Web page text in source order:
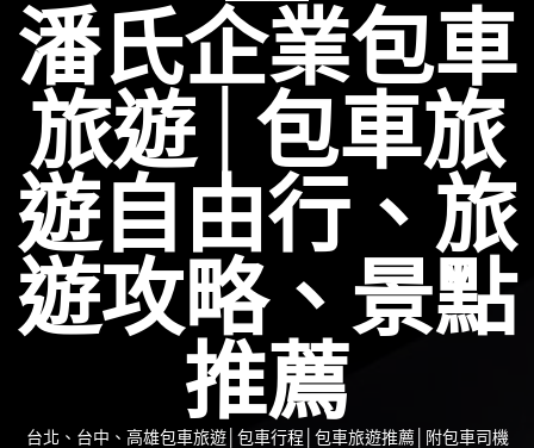
潘氏企業包車
旅遊│包車旅
遊自由行、旅
遊攻略、景點
推薦
台北、台中、高雄包車旅遊│包車行程│包車旅遊推薦│附包車司機